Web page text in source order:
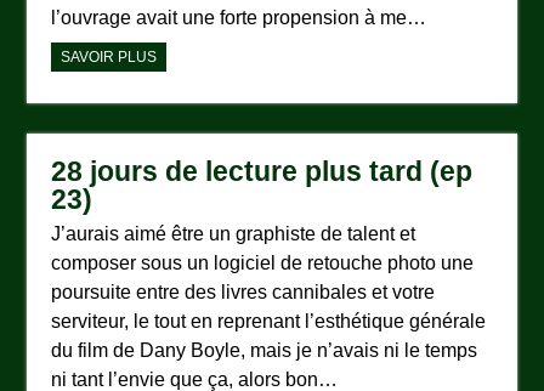
l’ouvrage avait une forte propension à me…
SAVOIR PLUS
28 jours de lecture plus tard (ep
23)
J’aurais aimé être un graphiste de talent et
composer sous un logiciel de retouche photo une
poursuite entre des livres cannibales et votre
serviteur, le tout en reprenant l’esthétique générale
du film de Dany Boyle, mais je n’avais ni le temps
ni tant l’envie que ça, alors bon…